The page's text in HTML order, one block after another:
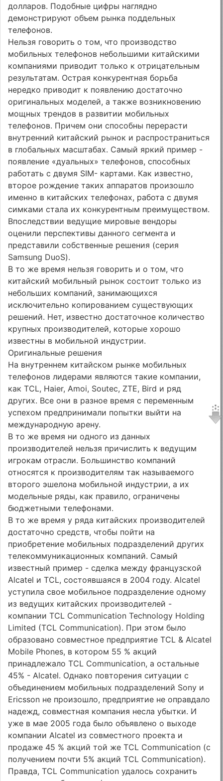
долларов. Подобные цифры наглядно
демонстрируют объем рынка поддельных
телефонов.
Нельзя говорить о том, что производство
мобильных телефонов небольшими китайскими
компаниями приводит только к отрицательным
результатам. Острая конкурентная борьба
нередко приводит к появлению достаточно
оригинальных моделей, а также возникновению
мощных трендов в развитии мобильных
телефонов. Причем они способны перерасти
внутренний китайский рынок и распространиться
в глобальных масштабах. Самый яркий пример -
появление «дуальных» телефонов, способных
работать с двумя SIM- картами. Как известно,
второе рождение таких аппаратов произошло
именно в китайских телефонах, работа с двумя
симками стала их конкурентным преимуществом.
Впоследствии ведущие мировые вендоры
оценили перспективы данного сегмента и
представили собственные решения (серия
Samsung DuoS).
В то же время нельзя говорить и о том, что
китайский мобильный рынок состоит только из
небольших компаний, занимающихся
исключительно копированием существующих
решений. Нет, известно достаточное количество
крупных производителей, которые хорошо
известны в мобильной индустрии.
Оригинальные решения
На внутреннем китайском рынке мобильных
телефонов лидерами являются такие компании,
как TCL, Haier, Amoi, Soutec, ZTE, Bird и ряд
других. Все они в разное время с переменным
успехом предпринимали попытки выйти на
международную арену.
В то же время ни одного из данных
производителей нельзя причислить к ведущим
игрокам отрасли. Большинство компаний
относятся к производителям так называемого
второго эшелона мобильной индустрии, а их
модельные ряды, как правило, ограничены
бюджетными телефонами.
В то же время у ряда китайских производителей
достаточно средств, чтобы пойти на
приобретение мобильных подразделений других
телекоммуникационных компаний. Самый
известный пример - сделка между французской
Alcatel и TCL, состоявшаяся в 2004 году. Alcatel
уступила свое мобильное подразделение одному
из ведущих китайских производителей -
компании TCL Communication Technology Holding
Limited (TCL Communication). При этом было
образовано совместное предприятие TCL & Alcatel
Mobile Phones, в котором 55 % акций
принадлежало TCL Communication, а остальные
45% - Alcatel. Однако повторения ситуации с
объединением мобильных подразделений Sony и
Ericsson не произошло, предприятие не оправдало
надежд, совместная компания несла убытки. И
уже в мае 2005 года было объявлено о выходе
компании Alcatel из совместного проекта и
продаже 45 % акций той же TCL Communication (с
получением почти 5% акций TCL Communication).
Правда, TCL Communication удалось сохранить